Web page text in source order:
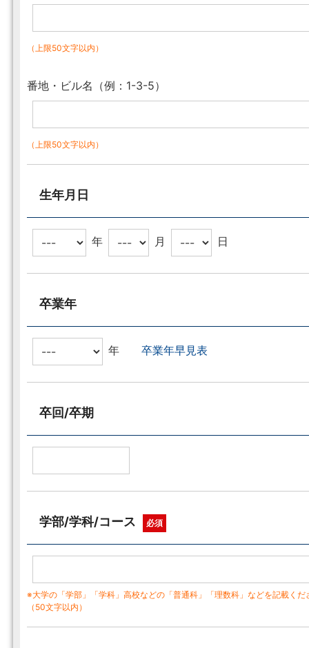
（上限50文字以内）
番地・ビル名（例：1-3-5）
（上限50文字以内）
生年月日
年 月 日
卒業年
年卒業年早見表
卒回/卒期
学部/学科/コース 必須
※大学の「学部」「学科」高校などの「普通科」「理数科」などを記載くだ
（50文字以内）